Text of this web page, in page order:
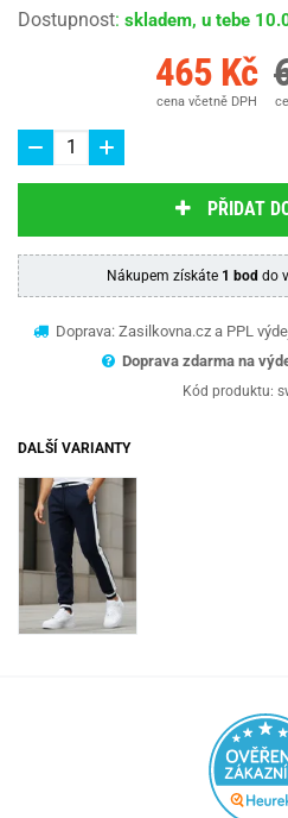
Dostupnost: skladem, u tebe
465 Kč
cena včetně DPH
PŘIDAT
Nákupem získáte 1 bod do
Doprava: Zasilkovna.cz a PPL
Doprava zdarma na
Kód produktu:
DALŠÍ VARIANTY